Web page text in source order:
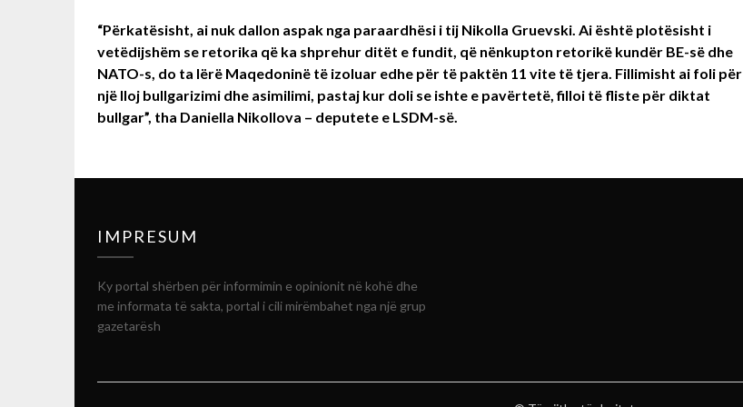
“Përkatësisht, ai nuk dallon aspak nga paraardhësi i tij Nikolla Gruevski. Ai është plotësisht i
vetëdijshëm se retorika që ka shprehur ditët e fundit, që nënkupton retorikë kundër BE-së dhe
NATO-s, do ta lërë Maqedoninë të izoluar edhe për të paktën 11 vite të tjera. Fillimisht ai foli për
një lloj bullgarizimi dhe asimilimi, pastaj kur doli se ishte e pavërtetë, filloi të fliste për diktat
bullgar”, tha Daniella Nikollova – deputete e LSDM-së.
IMPRESUM
Ky portal shërben për informimin e opinionit në kohë dhe
me informata të sakta, portal i cili mirëmbahet nga një grup
gazetarësh